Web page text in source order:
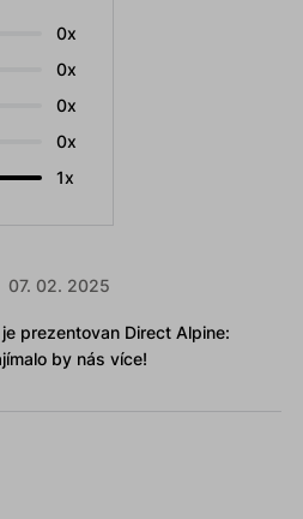
0x
0x
0x
0x
1x
07. 02. 2025
prezentovan Direct Alpine:
by nás více!